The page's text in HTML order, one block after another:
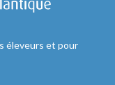
éleveurs et pour